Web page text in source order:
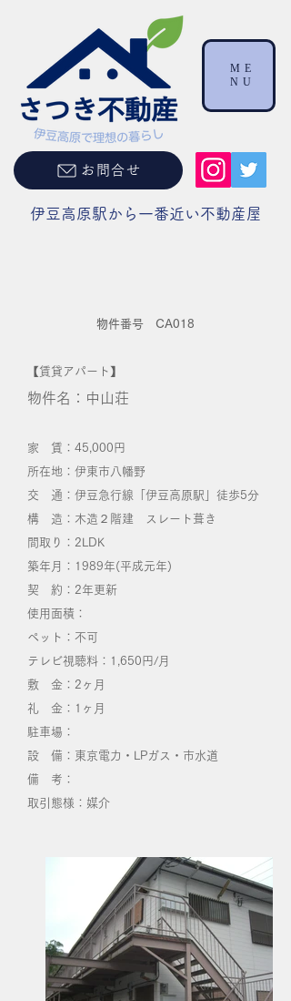
伊豆高原駅から一番近い不動産屋
お問合せ
ME
NU
物件番号 CA018
【賃貸アパート】
物件名：中山荘
家 賃：45,000円
所在地：伊東市八幡野
交 通：伊豆急行線「伊豆高原駅」徒歩5分
構 造：木造２階建 スレート葺き
間取り：2LDK
築年月：1989年(平成元年)
契 約：2年更新
使用面積：
ペット：不可
テレビ視聴料：1,650円/月
敷 金：2ヶ月
礼 金：1ヶ月
​駐車場：​
設 備：東京電力・LPガス・市水道
備 考：
取引態様：媒介